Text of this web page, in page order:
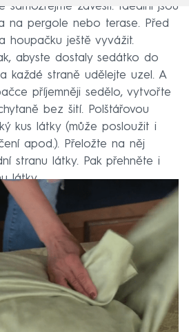
samozřejmě zavěsit. Ideální jsou
na pergole nebo terase. Před
houpačku ještě vyvážit.
abyste dostaly sedátko do
každé straně udělejte uzel. A
příjemněji sedělo, vytvořte
bez šití. Polštářovou
kus látky (může posloužit i
apod.). Přeložte na něj
stranu látky. Pak přehněte i
látky.